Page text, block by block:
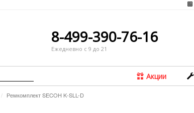
8-499-390-76-16
Ежедневно с 9 до 21
Акции
Ремкомплект SECOH K-SLL-D